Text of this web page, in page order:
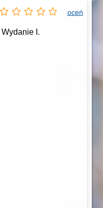
oceń
Wydanie I.